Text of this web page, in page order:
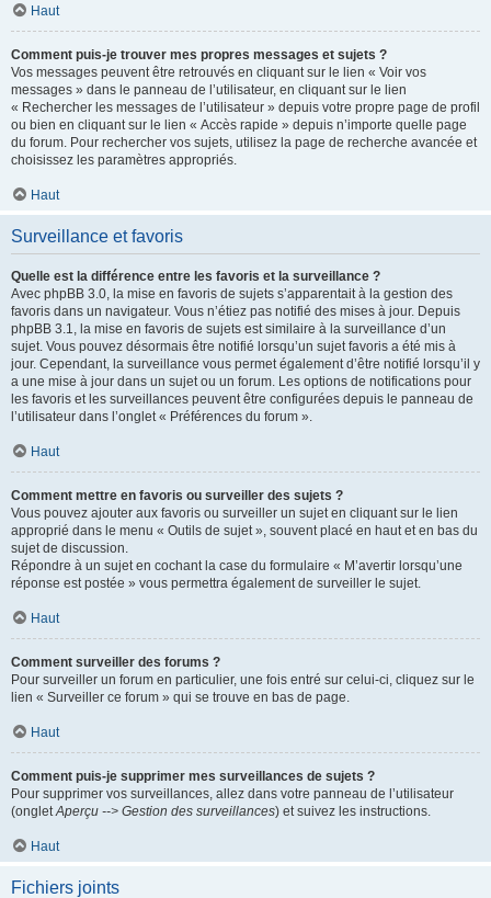
Haut
Comment puis-je trouver mes propres messages et sujets ?
Vos messages peuvent être retrouvés en cliquant sur le lien « Voir vos
messages » dans le panneau de l’utilisateur, en cliquant sur le lien
« Rechercher les messages de l’utilisateur » depuis votre propre page de profil
ou bien en cliquant sur le lien « Accès rapide » depuis n’importe quelle page
du forum. Pour rechercher vos sujets, utilisez la page de recherche avancée et
choisissez les paramètres appropriés.
Haut
Surveillance et favoris
Quelle est la différence entre les favoris et la surveillance ?
Avec phpBB 3.0, la mise en favoris de sujets s’apparentait à la gestion des
favoris dans un navigateur. Vous n’étiez pas notifié des mises à jour. Depuis
phpBB 3.1, la mise en favoris de sujets est similaire à la surveillance d’un
sujet. Vous pouvez désormais être notifié lorsqu’un sujet favoris a été mis à
jour. Cependant, la surveillance vous permet également d’être notifié lorsqu’il y
a une mise à jour dans un sujet ou un forum. Les options de notifications pour
les favoris et les surveillances peuvent être configurées depuis le panneau de
l’utilisateur dans l’onglet « Préférences du forum ».
Haut
Comment mettre en favoris ou surveiller des sujets ?
Vous pouvez ajouter aux favoris ou surveiller un sujet en cliquant sur le lien
approprié dans le menu « Outils de sujet », souvent placé en haut et en bas du
sujet de discussion.
Répondre à un sujet en cochant la case du formulaire « M’avertir lorsqu’une
réponse est postée » vous permettra également de surveiller le sujet.
Haut
Comment surveiller des forums ?
Pour surveiller un forum en particulier, une fois entré sur celui-ci, cliquez sur le
lien « Surveiller ce forum » qui se trouve en bas de page.
Haut
Comment puis-je supprimer mes surveillances de sujets ?
Pour supprimer vos surveillances, allez dans votre panneau de l’utilisateur
(ongletAperçu --> Gestion des surveillances) et suivez les instructions.
Haut
Fichiers joints